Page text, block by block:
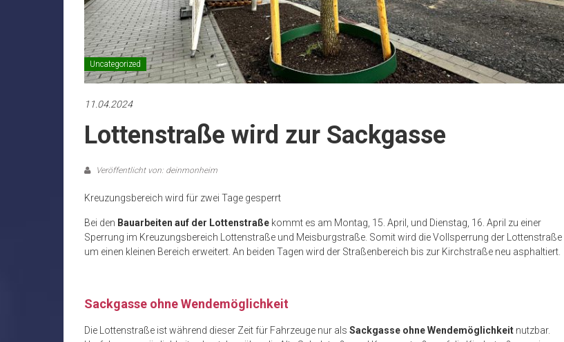
Uncategorized
11.04.2024
Lottenstraße wird zur Sackgasse
Veröffentlicht von: deinmonheim
Kreuzungsbereich wird für zwei Tage gesperrt
Bei den Bauarbeiten auf der Lottenstraße kommt es am Montag, 15. April, und Dienstag, 16. April zu einer
Sperrung im Kreuzungsbereich Lottenstraße und Meisburgstraße. Somit wird die Vollsperrung der Lottenstraße
um einen kleinen Bereich erweitert. An beiden Tagen wird der Straßenbereich bis zur Kirchstraße neu asphaltiert.
Sackgasse ohne Wendemöglichkeit
Die Lottenstraße ist während dieser Zeit für Fahrzeuge nur als Sackgasse ohne Wendemöglichkeit nutzbar.